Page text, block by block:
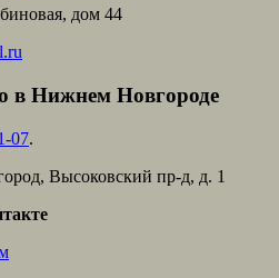
дом 44
в Нижнем Новгороде
07.
Высоковский пр-д, д. 1